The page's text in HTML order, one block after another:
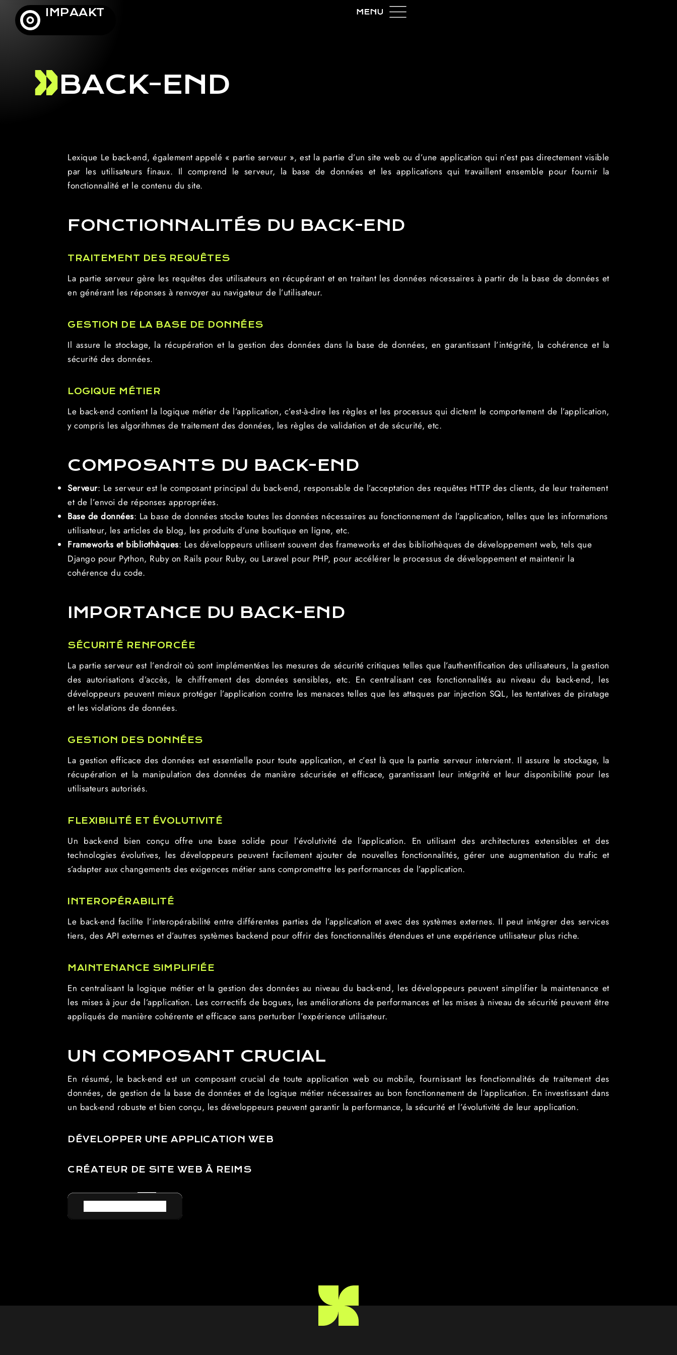
IMPAAKT
BACK-END
Lexique Le back-end, également appelé « partie serveur », est la partie d’un site web ou d’une application qui n’est pas directement visible
par les utilisateurs finaux. Il comprend le serveur, la base de données et les applications qui travaillent ensemble pour fournir la
fonctionnalité et le contenu du site.
FONCTIONNALITÉS DU BACK-END
TRAITEMENT DES REQUÊTES
La partie serveur gère les requêtes des utilisateurs en récupérant et en traitant les données nécessaires à partir de la base de données et
en générant les réponses à renvoyer au navigateur de l’utilisateur.
GESTION DE LA BASE DE DONNÉES
Il assure le stockage, la récupération et la gestion des données dans la base de données, en garantissant l’intégrité, la cohérence et la
sécurité des données.
LOGIQUE MÉTIER
Le back-end contient la logique métier de l’application, c’est-à-dire les règles et les processus qui dictent le comportement de l’application,
y compris les algorithmes de traitement des données, les règles de validation et de sécurité, etc.
COMPOSANTS DU BACK-END
Serveur: Le serveur est le composant principal du back-end, responsable de l’acceptation des requêtes HTTP des clients, de leur traitement
et de l’envoi de réponses appropriées.
Base de données: La base de données stocke toutes les données nécessaires au fonctionnement de l’application, telles que les informations
utilisateur, les articles de blog, les produits d’une boutique en ligne, etc.
Frameworks et bibliothèques: Les développeurs utilisent souvent des frameworks et des bibliothèques de développement web, tels que
Django pour Python, Ruby on Rails pour Ruby, ou Laravel pour PHP, pour accélérer le processus de développement et maintenir la
cohérence du code.
IMPORTANCE DU BACK-END
SÉCURITÉ RENFORCÉE
La partie serveur est l’endroit où sont implémentées les mesures de sécurité critiques telles que l’authentification des utilisateurs, la gestion
des autorisations d’accès, le chiffrement des données sensibles, etc. En centralisant ces fonctionnalités au niveau du back-end, les
développeurs peuvent mieux protéger l’application contre les menaces telles que les attaques par injection SQL, les tentatives de piratage
et les violations de données.
GESTION DES DONNÉES
La gestion efficace des données est essentielle pour toute application, et c’est là que la partie serveur intervient. Il assure le stockage, la
récupération et la manipulation des données de manière sécurisée et efficace, garantissant leur intégrité et leur disponibilité pour les
utilisateurs autorisés.
FLEXIBILITÉ ET ÉVOLUTIVITÉ
Un back-end bien conçu offre une base solide pour l’évolutivité de l’application. En utilisant des architectures extensibles et des
technologies évolutives, les développeurs peuvent facilement ajouter de nouvelles fonctionnalités, gérer une augmentation du trafic et
s’adapter aux changements des exigences métier sans compromettre les performances de l’application.
INTEROPÉRABILITÉ
Le back-end facilite l’interopérabilité entre différentes parties de l’application et avec des systèmes externes. Il peut intégrer des services
tiers, des API externes et d’autres systèmes backend pour offrir des fonctionnalités étendues et une expérience utilisateur plus riche.
MAINTENANCE SIMPLIFIÉE
En centralisant la logique métier et la gestion des données au niveau du back-end, les développeurs peuvent simplifier la maintenance et
les mises à jour de l’application. Les correctifs de bogues, les améliorations de performances et les mises à niveau de sécurité peuvent être
appliqués de manière cohérente et efficace sans perturber l’expérience utilisateur.
UN COMPOSANT CRUCIAL
En résumé, le back-end est un composant crucial de toute application web ou mobile, fournissant les fonctionnalités de traitement des
données, de gestion de la base de données et de logique métier nécessaires au bon fonctionnement de l’application. En investissant dans
un back-end robuste et bien conçu, les développeurs peuvent garantir la performance, la sécurité et l’évolutivité de leur application.
DÉVELOPPER UNE APPLICATION WEB
CRÉATEUR DE SITE WEB À REIMS